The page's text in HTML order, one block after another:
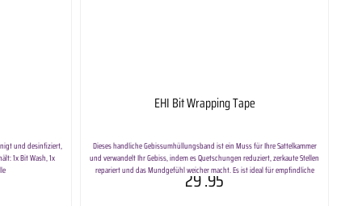
und desinfiziert,
1x Bit Wash, 1x
EHI Bit Wrapping Tape
Dieses handliche Gebissumhüllungsband ist ein Muss für Ihre Sattelkammer
und verwandelt Ihr Gebiss, indem es Quetschungen reduziert, zerkaute Stellen
repariert und das Mundgefühl weicher macht. Es ist ideal für empfindliche
Pferde und verwandelt Ihr Gebiss, schafft eine weiche Oberfläche und fördert
29.95